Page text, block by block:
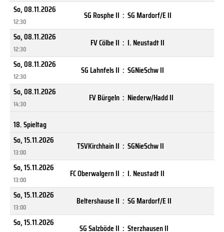
So, 08.11.2026
12:30
SG Rosphe II : SG Mardorf/E II
So, 08.11.2026
12:30
FV Cölbe II : I. Neustadt II
So, 08.11.2026
12:30
SG Lahnfels II : SGNieSchw II
So, 08.11.2026
14:30
FV Bürgeln : Niederw/Hadd II
18. Spieltag
So, 15.11.2026
13:00
TSVKirchhain II : SGNieSchw II
So, 15.11.2026
13:00
FC Oberwalgern II : I. Neustadt II
So, 15.11.2026
13:00
Beltershause II : SG Mardorf/E II
So, 15.11.2026
SG Salzböde II : Sterzhausen II